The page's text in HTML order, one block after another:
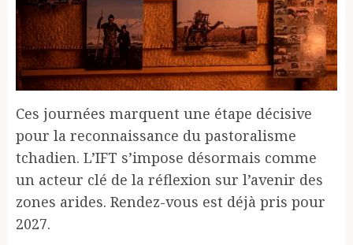
Ces journées marquent une étape décisive
pour la reconnaissance du pastoralisme
tchadien. L’IFT s’impose désormais comme
un acteur clé de la réflexion sur l’avenir des
zones arides. Rendez-vous est déjà pris pour
2027.